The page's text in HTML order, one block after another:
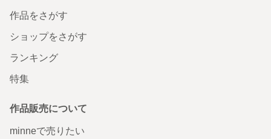
作品をさがす
ショップをさがす
ランキング
特集
作品販売について
minneで売りたい